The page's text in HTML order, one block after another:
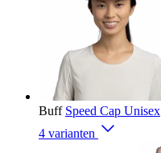
Buff Speed Cap Unisex
4 varianten